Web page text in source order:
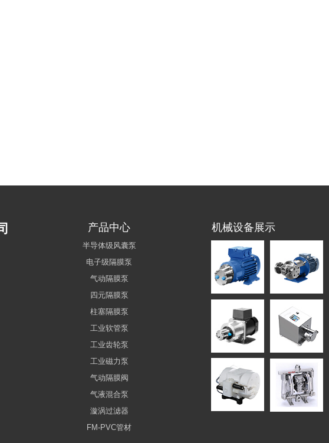
产品中心 机械设备展示
半导体级风囊泵
电子级隔膜泵
气动隔膜泵
四元隔膜泵
柱塞隔膜泵
工业软管泵
工业齿轮泵
工业磁力泵
气动隔膜阀
气液混合泵
漩涡过滤器
FM-PVC管材